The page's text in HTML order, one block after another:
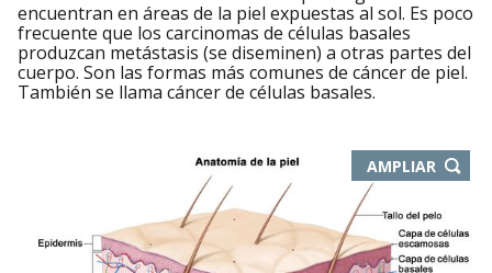
encuentran en áreas de la piel expuestas al sol. Es poco
frecuente que los carcinomas de células basales
produzcan metástasis (se diseminen) a otras partes del
cuerpo. Son las formas más comunes de cáncer de piel.
También se llama cáncer de células basales.
AMPLIAR-
ABRE
NUEVA